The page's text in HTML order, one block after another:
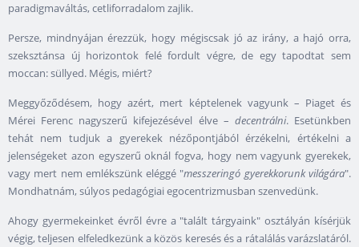
paradigmaváltás, cetliforradalom zajlik.
Persze, mindnyájan érezzük, hogy mégiscsak jó az irány, a hajó orra,
szeksztánsa új horizontok felé fordult végre, de egy tapodtat sem
moccan: süllyed. Mégis, miért?
Meggyőződésem, hogy azért, mert képtelenek vagyunk – Piaget és
Mérei Ferenc nagyszerű kifejezésével élve – decentrálni. Esetünkben
tehát nem tudjuk a gyerekek nézőpontjából érzékelni, értékelni a
jelenségeket azon egyszerű oknál fogva, hogy nem vagyunk gyerekek,
vagy mert nem emlékszünk eléggé "messzeringó gyerekkorunk világára".
Mondhatnám, súlyos pedagógiai egocentrizmusban szenvedünk.
Ahogy gyermekeinket évről évre a "talált tárgyaink" osztályán kísérjük
végig, teljesen elfeledkezünk a közös keresés és a rátalálás varázslatáról.